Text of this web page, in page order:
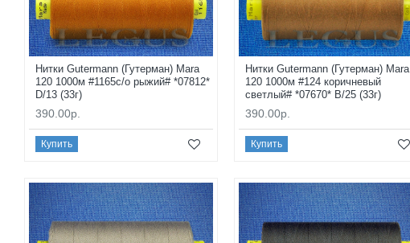
Нитки Gutermann (Гутерман) Mara
120 1000м #1165с/о рыжий# *07812*
D/13 (33г)
390.00р.
Купить
Нитки Gutermann (Гутерман) Mara
120 1000м #124 коричневый
светлый# *07670* B/25 (33г)
390.00р.
Купить